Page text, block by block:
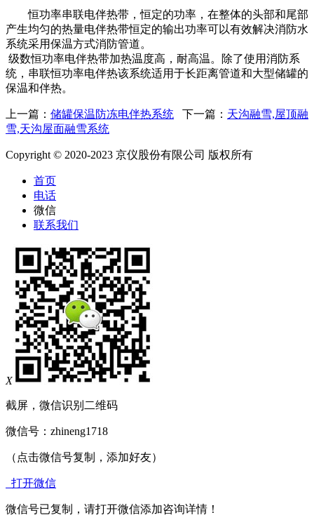
恒功率串联电伴热带，恒定的功率，在整体的头部和尾部
产生均匀的热量电伴热带恒定的输出功率可以有效解决消防水
系统采用保温方式消防管道。
级数恒功率电伴热带加热温度高，耐高温。除了使用消防系
统，串联恒功率电伴热该系统适用于长距离管道和大型储罐的
保温和伴热。
上一篇： 储罐保温防冻电伴热系统 下一篇： 天沟融雪,屋顶融
雪,天沟屋面融雪系统
Copyright © 2020-2023 京仪股份有限公司 版权所有
首页
电话
微信
联系我们
X
截屏，微信识别二维码
微信号： zhineng1718
（点击微信号复制，添加好友）
打开微信
微信号已复制，请打开微信添加咨询详情！